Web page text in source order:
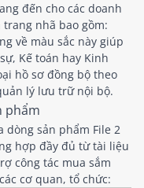
đến cho các doanh
nhã bao gồm:
về màu sắc này giúp
Kế toán hay Kinh
hồ sơ đồng bộ theo
lý lưu trữ nội bộ.
phẩm
dòng sản phẩm File 2
hợp đầy đủ từ tài liệu
công tác mua sắm
cơ quan, tổ chức: